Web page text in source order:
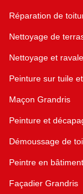
Réparation de
Nettoyage de
Nettoyage et
Peinture sur tuile
Maçon Grandris
Peinture et
Démoussage de
Peintre en
Façadier Grandris